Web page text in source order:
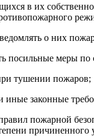
в их
о них
посильные меры
тушении пожаров;
законные
пожарной
причиненного